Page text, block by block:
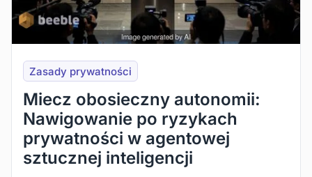
Zasady prywatności
Miecz obosieczny autonomii:
Nawigowanie po ryzykach
prywatności w agentowej
sztucznej inteligencji